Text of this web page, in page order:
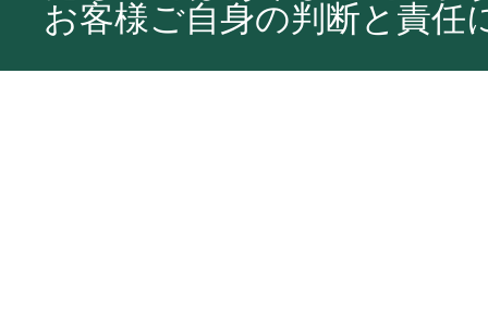
お客様ご自身の判断と責任